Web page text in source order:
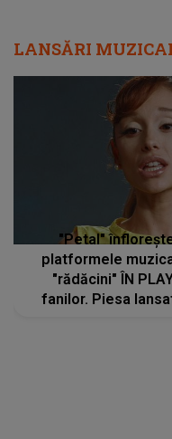
LANSĂRI
"Petal"
platformele
"rădăcini" ÎN
fanilor. Piesa